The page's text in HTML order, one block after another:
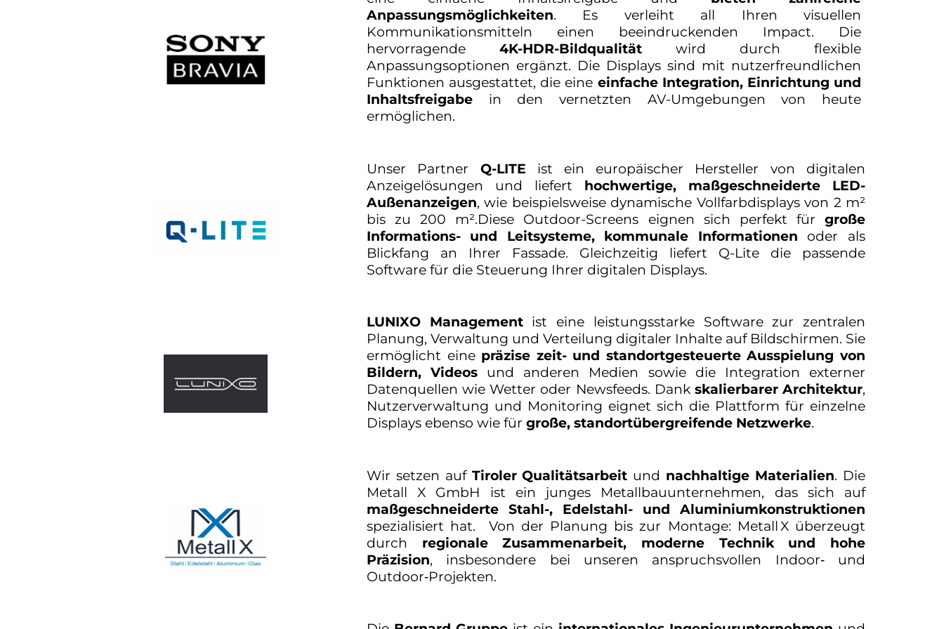
Anpassungsmöglichkeiten. Es verleiht all Ihren visuellen
Kommunikationsmitteln einen beeindruckenden Impact. Die
hervorragende 4K-HDR-Bildqualität wird durch flexible
Anpassungsoptionen ergänzt. Die Displays sind mit nutzerfreundlichen
Funktionen ausgestattet, die eine einfache Integration, Einrichtung und
Inhaltsfreigabe in den vernetzten AV-Umgebungen von heute
ermöglichen.
Unser Partner Q-LITE ist ein europäischer Hersteller von digitalen
Anzeigelösungen und liefert hochwertige, maßgeschneiderte LED-
Außenanzeigen, wie beispielsweise dynamische Vollfarbdisplays von 2 m²
bis zu 200 m².Diese Outdoor-Screens eignen sich perfekt für große
Informations- und Leitsysteme, kommunale Informationen oder als
Blickfang an Ihrer Fassade. Gleichzeitig liefert Q-Lite die passende
Software für die Steuerung Ihrer digitalen Displays.
LUNIXO Managementist eine leistungsstarke Software zur zentralen
Planung, Verwaltung und Verteilung digitaler Inhalte auf Bildschirmen. Sie
ermöglicht eine präzise zeit- und standortgesteuerte Ausspielung von
Bildern, Videos und anderen Medien sowie die Integration externer
Datenquellen wie Wetter oder Newsfeeds. Dank skalierbarer Architektur,
Nutzerverwaltung und Monitoring eignet sich die Plattform für einzelne
Displays ebenso wie für große, standortübergreifende Netzwerke.
Wir setzen auf Tiroler Qualitätsarbeit und nachhaltige Materialien. Die
Metall X GmbH ist ein junges Metallbauunternehmen, das sich auf
maßgeschneiderte Stahl-, Edelstahl- und Aluminiumkonstruktionen
spezialisiert hat. Von der Planung bis zur Montage: Metall X überzeugt
durch regionale Zusammenarbeit, moderne Technik und hohe
Präzision, insbesondere bei unseren anspruchsvollen Indoor‑ und
Outdoor‑Projekten.